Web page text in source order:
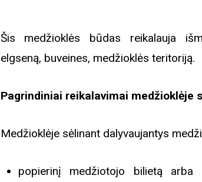
Šis medžioklės būdas reikalauja
elgseną, buveines, medžioklės teritoriją.
Pagrindiniai reikalavimai medžioklėje
Medžioklėje sėlinant dalyvaujantys
popierinį medžiotojo bilietą arba